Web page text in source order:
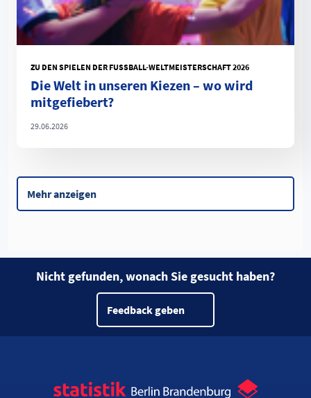
ZU DEN SPIELEN DER FUSSBALL-WELTMEISTERSCHAFT 2026
Die Welt in unseren Kiezen – wo wird
mitgefiebert?
29.06.2026
Mehr anzeigen
Nicht gefunden, wonach Sie gesucht haben?
Feedback geben